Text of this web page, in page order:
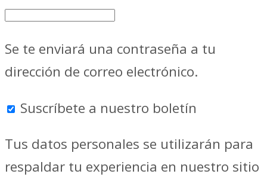
Se te enviará una contraseña a tu
dirección de correo electrónico.
Suscríbete a nuestro boletín
Tus datos personales se utilizarán para
respaldar tu experiencia en nuestro sitio